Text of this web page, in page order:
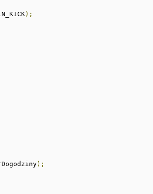
);
);